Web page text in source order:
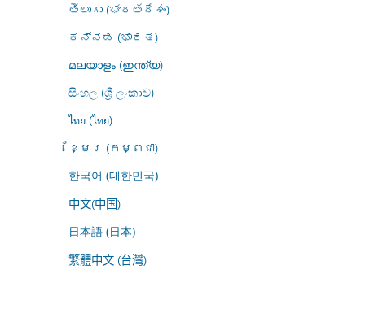
తెలుగు (భారతదేశం)
ಕನ್ನಡ (ಭಾರತ)
മലയാളം (ഇന്ത്യ)
සිංහල (ශ්‍රී ලංකාව)
ไทย (ไทย)
ខ្មែរ (កម្ពុជា)
한국어 (대한민국)
中文(中国)
日本語 (日本)
繁體中文 (台灣)